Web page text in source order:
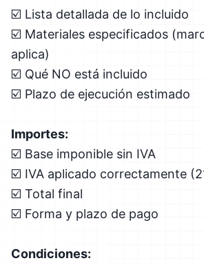
☑️ Lista detallada de lo incluido
☑️ Materiales especificados
aplica)
☑️ Qué NO está incluido
☑️ Plazo de ejecución estimado
Importes:
☑️ Base imponible sin IVA
☑️ IVA aplicado correctamente
☑️ Total final
☑️ Forma y plazo de pago
Condiciones: